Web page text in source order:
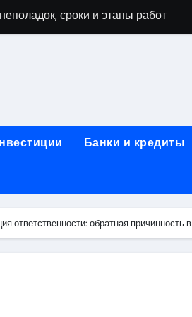
виды работ и типичные
и ключевые факторы, влияющие
в ноутбуке: основные
технологии выполнения,
найти надежный сервис
Банки и кредиты
ответственности: обратная причинность